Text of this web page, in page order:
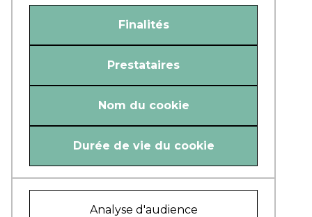
Finalités
Prestataires
Nom du cookie
Durée de vie du cookie
Analyse d'audience